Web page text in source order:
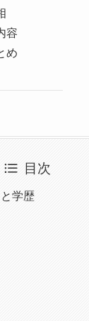
容
め
目次
学歴